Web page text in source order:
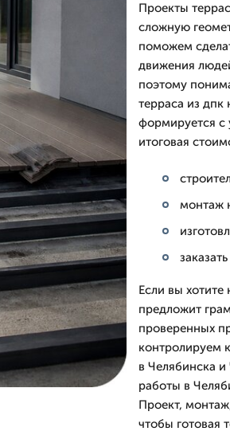
Проекты
сложную
поможем
движения
поэтому
терраса из дпк
формируется с
итоговая
монтаж
Если вы
предложит
проверенных
контролируем
в Челябинска
работы в
Проект,
чтобы готовая